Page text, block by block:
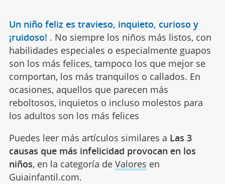
Un niño feliz es travieso, inquieto, curioso y
¡ruidoso! . No siempre los niños más listos, con
habilidades especiales o especialmente guapos
son los más felices, tampoco los que mejor se
comportan, los más tranquilos o callados. En
ocasiones, aquellos que parecen más
reboltosos, inquietos o incluso molestos para
los adultos son los más felices
Puedes leer más artículos similares a Las 3
causas que más infelicidad provocan en los
niños, en la categoría de Valores en
Guiainfantil.com.